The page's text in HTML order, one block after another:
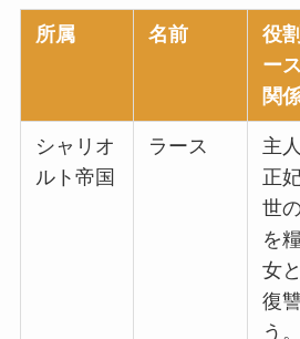
所属 名前
役
ー
関
シャリオ
ルト帝国
ラース
主
正
世
を
女
復
う。